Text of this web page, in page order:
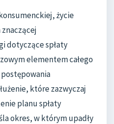
życie
dotyczące spłaty
elementem całego
postępowania
które zazwyczaj
planu spłaty
okres, w którym upadły